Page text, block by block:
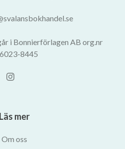
i Bonnierförlagen AB org.nr
8445
Läs mer
Om oss